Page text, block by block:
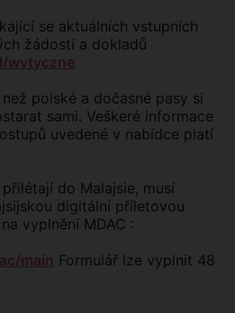
se aktuálních vstupních
žádostí a dokladů
wytyczne
polské a dočasné pasy si
sami. Veškeré informace
uvedené v nabídce platí
do Malajsie, musí
digitální příletovou
vyplnění MDAC :
main Formulář lze vyplnit 48